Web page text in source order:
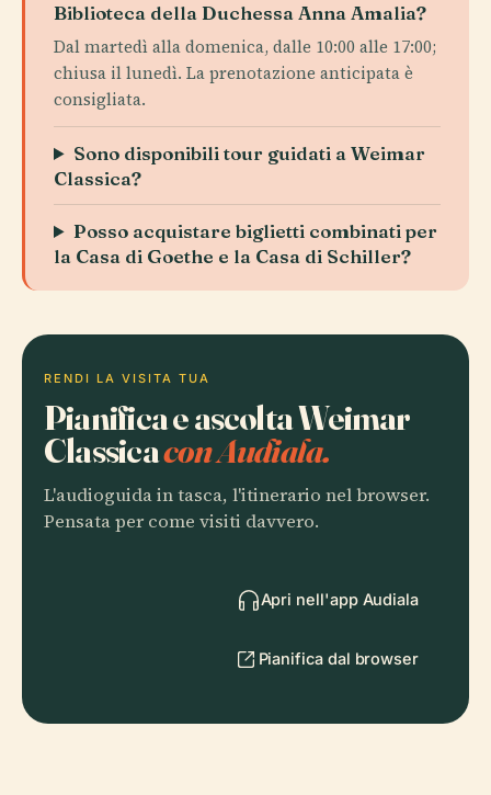
Biblioteca della Duchessa Anna Amalia?
Dal martedì alla domenica, dalle 10:00 alle 17:00;
chiusa il lunedì. La prenotazione anticipata è
consigliata.
Sono disponibili tour guidati a Weimar
Classica?
Posso acquistare biglietti combinati per
la Casa di Goethe e la Casa di Schiller?
RENDI LA VISITA TUA
Pianifica e ascolta Weimar
Classicacon Audiala.
L'audioguida in tasca, l'itinerario nel browser.
Pensata per come visiti davvero.
Apri nell'app Audiala
Pianifica dal browser